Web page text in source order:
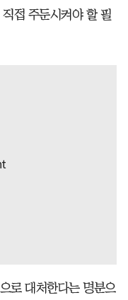
접 주둔시켜야 할 필
로 대처한다는 명분으